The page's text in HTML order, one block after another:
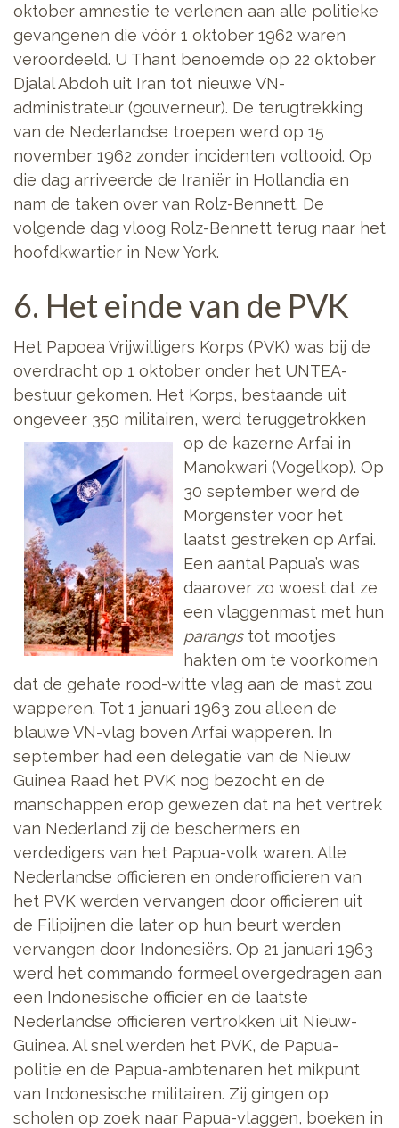
oktober amnestie te verlenen aan alle politieke
gevangenen die vóór 1 oktober 1962 waren
veroordeeld. U Thant benoemde op 22 oktober
Djalal Abdoh uit Iran tot nieuwe VN-
administrateur (gouverneur). De terugtrekking
van de Nederlandse troepen werd op 15
november 1962 zonder incidenten voltooid. Op
die dag arriveerde de Iraniër in Hollandia en
nam de taken over van Rolz-Bennett. De
volgende dag vloog Rolz-Bennett terug naar het
hoofdkwartier in New York.
6. Het einde van de PVK
Het Papoea Vrijwilligers Korps (PVK) was bij de
overdracht op 1 oktober onder het UNTEA-
bestuur gekomen. Het Korps, bestaande uit
ongeveer 350 militairen, werd teruggetrokken
op de kazerne Arfai in
Manokwari (Vogelkop). Op
30 september werd de
Morgenster voor het
laatst gestreken op Arfai.
Een aantal Papua’s was
daarover zo woest dat ze
een vlaggenmast met hun
parangstot mootjes
hakten om te voorkomen
dat de gehate rood-witte vlag aan de mast zou
wapperen. Tot 1 januari 1963 zou alleen de
blauwe VN-vlag boven Arfai wapperen. In
september had een delegatie van de Nieuw
Guinea Raad het PVK nog bezocht en de
manschappen erop gewezen dat na het vertrek
van Nederland zij de beschermers en
verdedigers van het Papua-volk waren. Alle
Nederlandse officieren en onderofficieren van
het PVK werden vervangen door officieren uit
de Filipijnen die later op hun beurt werden
vervangen door Indonesiërs. Op 21 januari 1963
werd het commando formeel overgedragen aan
een Indonesische officier en de laatste
Nederlandse officieren vertrokken uit Nieuw-
Guinea. Al snel werden het PVK, de Papua-
politie en de Papua-ambtenaren het mikpunt
van Indonesische militairen. Zij gingen op
scholen op zoek naar Papua-vlaggen, boeken in